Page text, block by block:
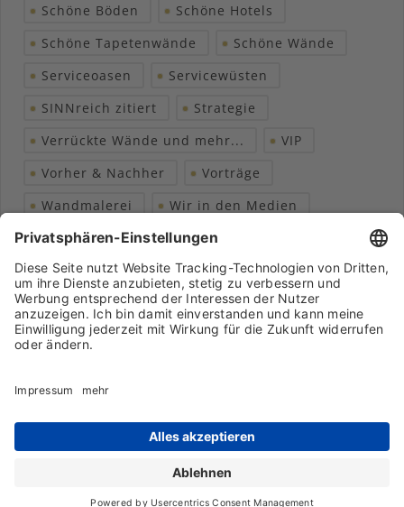
Schöne Böden
Schöne Hotels
Schöne Tapetenwände
Schöne Wände
Serviceoasen
Servicewüsten
SINNreich zitiert
Strategie
Verrückte Wände und mehr...
VIP
Vorher & Nachher
Vorträge
Wandmalerei
Wir in den Medien
Wohngesundheit
Markenpartner